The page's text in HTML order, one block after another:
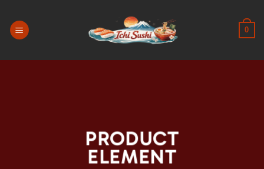
contenu
0
PRODUCT
ELEMENT